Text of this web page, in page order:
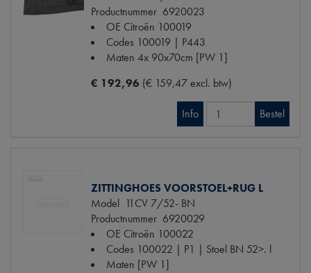
Productnummer 6920023
OE Citroën 100019
Codes 100019 | P443
Maten 4x 90x70cm [PW 1]
€ 192,96 (€ 159,47 excl. btw)
Info Bestel
ZITTINGHOES VOORSTOEL+RUG L
Model 11CV 7/52- BN
Productnummer 6920029
OE Citroën 100022
Codes 100022 | P1 | Stoel BN 52>. l
Maten [PW 1]